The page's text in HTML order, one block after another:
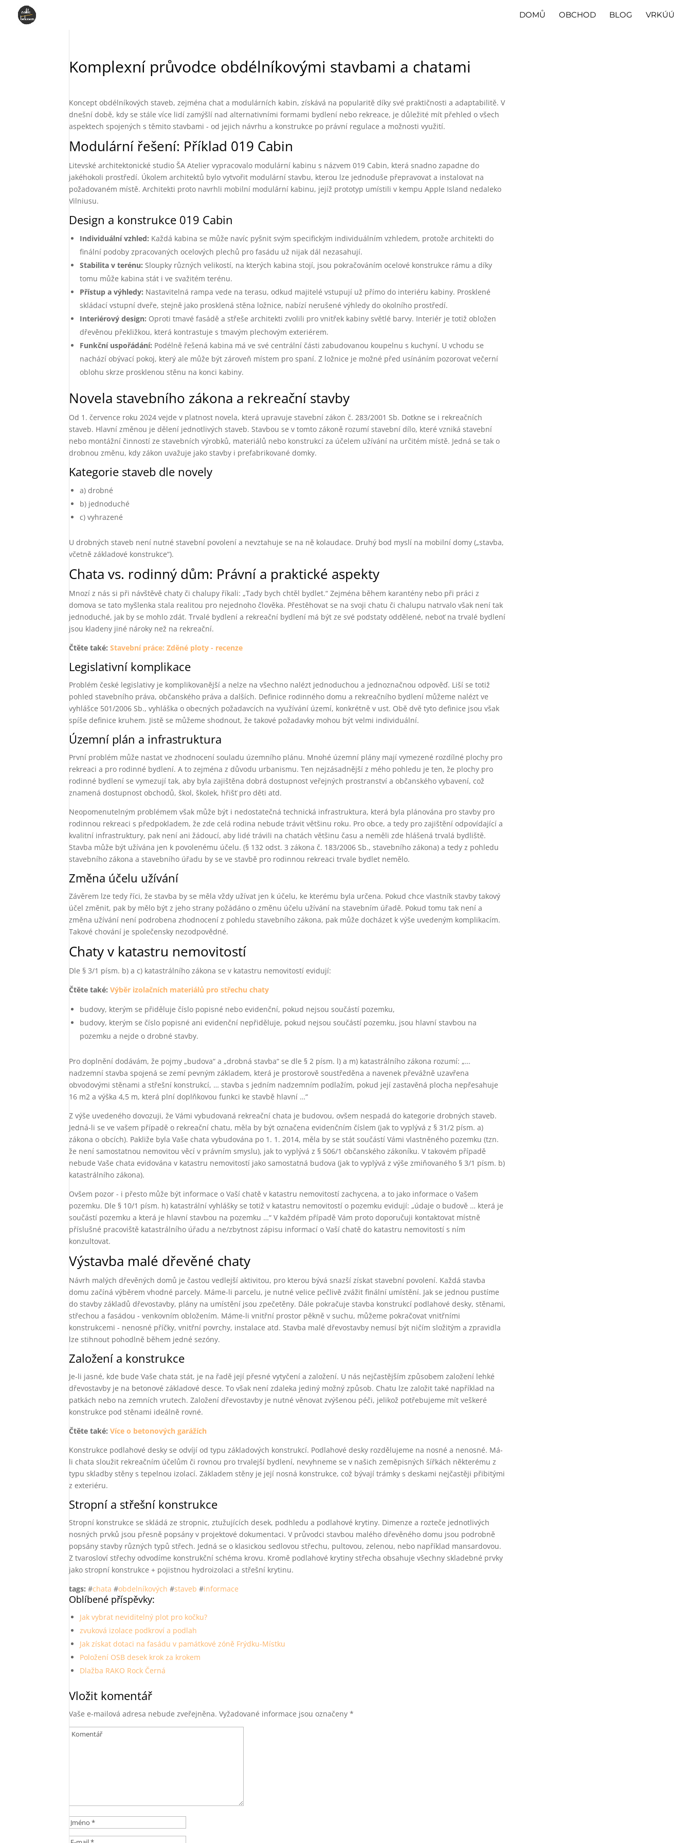
DOMŮ OBCHOD BLOG VRKÚÚ
Komplexní průvodce obdélníkovými stavbami a chatami
Koncept obdélníkových staveb, zejména chat a modulárních kabin, získává na popularitě díky své praktičnosti a adaptabilitě. V
dnešní době, kdy se stále více lidí zamýšlí nad alternativními formami bydlení nebo rekreace, je důležité mít přehled o všech
aspektech spojených s těmito stavbami - od jejich návrhu a konstrukce po právní regulace a možnosti využití.
Modulární řešení: Příklad 019 Cabin
Litevské architektonické studio ŠA Atelier vypracovalo modulární kabinu s názvem 019 Cabin, která snadno zapadne do
jakéhokoli prostředí. Úkolem architektů bylo vytvořit modulární stavbu, kterou lze jednoduše přepravovat a instalovat na
požadovaném místě. Architekti proto navrhli mobilní modulární kabinu, jejíž prototyp umístili v kempu Apple Island nedaleko
Vilniusu.
Design a konstrukce 019 Cabin
Individuální vzhled: Každá kabina se může navíc pyšnit svým specifickým individuálním vzhledem, protože architekti do
finální podoby zpracovaných ocelových plechů pro fasádu už nijak dál nezasahují.
Stabilita v terénu: Sloupky různých velikostí, na kterých kabina stojí, jsou pokračováním ocelové konstrukce rámu a díky
tomu může kabina stát i ve svažitém terénu.
Přístup a výhledy: Nastavitelná rampa vede na terasu, odkud majitelé vstupují už přímo do interiéru kabiny. Prosklené
skládací vstupní dveře, stejně jako prosklená stěna ložnice, nabízí nerušené výhledy do okolního prostředí.
Interiérový design: Oproti tmavé fasádě a střeše architekti zvolili pro vnitřek kabiny světlé barvy. Interiér je totiž obložen
dřevěnou překližkou, která kontrastuje s tmavým plechovým exteriérem.
Funkční uspořádání: Podélně řešená kabina má ve své centrální části zabudovanou koupelnu s kuchyní. U vchodu se
nachází obývací pokoj, který ale může být zároveň místem pro spaní. Z ložnice je možné před usínáním pozorovat večerní
oblohu skrze prosklenou stěnu na konci kabiny.
Novela stavebního zákona a rekreační stavby
Od 1. července roku 2024 vejde v platnost novela, která upravuje stavební zákon č. 283/2001 Sb. Dotkne se i rekreačních
staveb. Hlavní změnou je dělení jednotlivých staveb. Stavbou se v tomto zákoně rozumí stavební dílo, které vzniká stavební
nebo montážní činností ze stavebních výrobků, materiálů nebo konstrukcí za účelem užívání na určitém místě. Jedná se tak o
drobnou změnu, kdy zákon uvažuje jako stavby i prefabrikované domky.
Kategorie staveb dle novely
a) drobné
b) jednoduché
c) vyhrazené
U drobných staveb není nutné stavební povolení a nevztahuje se na ně kolaudace. Druhý bod myslí na mobilní domy („stavba,
včetně základové konstrukce“).
Chata vs. rodinný dům: Právní a praktické aspekty
Mnozí z nás si při návštěvě chaty či chalupy říkali: „Tady bych chtěl bydlet.“ Zejména během karantény nebo při práci z
domova se tato myšlenka stala realitou pro nejednoho člověka. Přestěhovat se na svoji chatu či chalupu natrvalo však není tak
jednoduché, jak by se mohlo zdát. Trvalé bydlení a rekreační bydlení má být ze své podstaty oddělené, neboť na trvalé bydlení
jsou kladeny jiné nároky než na rekreační.
Čtěte také:Stavební práce: Zděné ploty - recenze
Legislativní komplikace
Problém české legislativy je komplikovanější a nelze na všechno nalézt jednoduchou a jednoznačnou odpověď. Liší se totiž
pohled stavebního práva, občanského práva a dalších. Definice rodinného domu a rekreačního bydlení můžeme nalézt ve
vyhlášce 501/2006 Sb., vyhláška o obecných požadavcích na využívání území, konkrétně v ust. Obě dvě tyto definice jsou však
spíše definice kruhem. Jistě se můžeme shodnout, že takové požadavky mohou být velmi individuální.
Územní plán a infrastruktura
První problém může nastat ve zhodnocení souladu územního plánu. Mnohé územní plány mají vymezené rozdílné plochy pro
rekreaci a pro rodinné bydlení. A to zejména z důvodu urbanismu. Ten nejzásadnější z mého pohledu je ten, že plochy pro
rodinné bydlení se vymezují tak, aby byla zajištěna dobrá dostupnost veřejných prostranství a občanského vybavení, což
znamená dostupnost obchodů, škol, školek, hřišť pro děti atd.
Neopomenutelným problémem však může být i nedostatečná technická infrastruktura, která byla plánována pro stavby pro
rodinnou rekreaci s předpokladem, že zde celá rodina nebude trávit většinu roku. Pro obce, a tedy pro zajištění odpovídající a
kvalitní infrastruktury, pak není ani žádoucí, aby lidé trávili na chatách většinu času a neměli zde hlášená trvalá bydliště.
Stavba může být užívána jen k povolenému účelu. (§ 132 odst. 3 zákona č. 183/2006 Sb., stavebního zákona) a tedy z pohledu
stavebního zákona a stavebního úřadu by se ve stavbě pro rodinnou rekreaci trvale bydlet nemělo.
Změna účelu užívání
Závěrem lze tedy říci, že stavba by se měla vždy užívat jen k účelu, ke kterému byla určena. Pokud chce vlastník stavby takový
účel změnit, pak by mělo být z jeho strany požádáno o změnu účelu užívání na stavebním úřadě. Pokud tomu tak není a
změna užívání není podrobena zhodnocení z pohledu stavebního zákona, pak může docházet k výše uvedeným komplikacím.
Takové chování je společensky nezodpovědné.
Chaty v katastru nemovitostí
Dle § 3/1 písm. b) a c) katastrálního zákona se v katastru nemovitostí evidují:
Čtěte také:Výběr izolačních materiálů pro střechu chaty
budovy, kterým se přiděluje číslo popisné nebo evidenční, pokud nejsou součástí pozemku,
budovy, kterým se číslo popisné ani evidenční nepřiděluje, pokud nejsou součástí pozemku, jsou hlavní stavbou na
pozemku a nejde o drobné stavby.
Pro doplnění dodávám, že pojmy „budova“ a „drobná stavba“ se dle § 2 písm. l) a m) katastrálního zákona rozumí: „…
nadzemní stavba spojená se zemí pevným základem, která je prostorově soustředěna a navenek převážně uzavřena
obvodovými stěnami a střešní konstrukcí, … stavba s jedním nadzemním podlažím, pokud její zastavěná plocha nepřesahuje
16 m2 a výška 4,5 m, která plní doplňkovou funkci ke stavbě hlavní …“
Z výše uvedeného dovozuji, že Vámi vybudovaná rekreační chata je budovou, ovšem nespadá do kategorie drobných staveb.
Jedná-li se ve vašem případě o rekreační chatu, měla by být označena evidenčním číslem (jak to vyplývá z § 31/2 písm. a)
zákona o obcích). Pakliže byla Vaše chata vybudována po 1. 1. 2014, měla by se stát součástí Vámi vlastněného pozemku (tzn.
že není samostatnou nemovitou věcí v právním smyslu), jak to vyplývá z § 506/1 občanského zákoníku. V takovém případě
nebude Vaše chata evidována v katastru nemovitostí jako samostatná budova (jak to vyplývá z výše zmiňovaného § 3/1 písm. b)
katastrálního zákona).
Ovšem pozor - i přesto může být informace o Vaší chatě v katastru nemovitostí zachycena, a to jako informace o Vašem
pozemku. Dle § 10/1 písm. h) katastrální vyhlášky se totiž v katastru nemovitostí o pozemku evidují: „údaje o budově … která je
součástí pozemku a která je hlavní stavbou na pozemku …“ V každém případě Vám proto doporučuji kontaktovat místně
příslušné pracoviště katastrálního úřadu a ne/zbytnost zápisu informací o Vaší chatě do katastru nemovitostí s ním
konzultovat.
Výstavba malé dřevěné chaty
Návrh malých dřevěných domů je častou vedlejší aktivitou, pro kterou bývá snazší získat stavební povolení. Každá stavba
domu začíná výběrem vhodné parcely. Máme-li parcelu, je nutné velice pečlivě zvážit finální umístění. Jak se jednou pustíme
do stavby základů dřevostavby, plány na umístění jsou zpečetěny. Dále pokračuje stavba konstrukcí podlahové desky, stěnami,
střechou a fasádou - venkovním obložením. Máme-li vnitřní prostor pěkně v suchu, můžeme pokračovat vnitřními
konstrukcemi - nenosné příčky, vnitřní povrchy, instalace atd. Stavba malé dřevostavby nemusí být ničím složitým a zpravidla
lze stihnout pohodlně během jedné sezóny.
Založení a konstrukce
Je-li jasné, kde bude Vaše chata stát, je na řadě její přesné vytyčení a založení. U nás nejčastějším způsobem založení lehké
dřevostavby je na betonové základové desce. To však není zdaleka jediný možný způsob. Chatu lze založit také například na
patkách nebo na zemních vrutech. Založení dřevostavby je nutné věnovat zvýšenou péči, jelikož potřebujeme mít veškeré
konstrukce pod stěnami ideálně rovné.
Čtěte také:Více o betonových garážích
Konstrukce podlahové desky se odvíjí od typu základových konstrukcí. Podlahové desky rozdělujeme na nosné a nenosné. Má-
li chata sloužit rekreačním účelům či rovnou pro trvalejší bydlení, nevyhneme se v našich zeměpisných šířkách některému z
typu skladby stěny s tepelnou izolací. Základem stěny je její nosná konstrukce, což bývají trámky s deskami nejčastěji přibitými
z exteriéru.
Stropní a střešní konstrukce
Stropní konstrukce se skládá ze stropnic, ztužujících desek, podhledu a podlahové krytiny. Dimenze a rozteče jednotlivých
nosných prvků jsou přesně popsány v projektové dokumentaci. V průvodci stavbou malého dřevěného domu jsou podrobně
popsány stavby různých typů střech. Jedná se o klasickou sedlovou střechu, pultovou, zelenou, nebo například mansardovou.
Z tvarosloví střechy odvodíme konstrukční schéma krovu. Kromě podlahové krytiny střecha obsahuje všechny skladebné prvky
jako stropní konstrukce + pojistnou hydroizolaci a střešní krytinu.
tags: #chata #obdelníkových #staveb #informace
Oblíbené příspěvky:
Jak vybrat neviditelný plot pro kočku?
zvuková izolace podkroví a podlah
Jak získat dotaci na fasádu v památkové zóně Frýdku-Místku
Položení OSB desek krok za krokem
Dlažba RAKO Rock Černá
Vložit komentář
Vaše e-mailová adresa nebude zveřejněna. Vyžadované informace jsou označeny*